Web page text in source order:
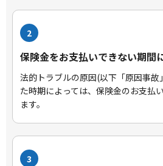
2
保険金をお支払いできない期間
法的トラブルの原因(以下「原因事故
た時期によっては、保険金のお支払
ます。
3